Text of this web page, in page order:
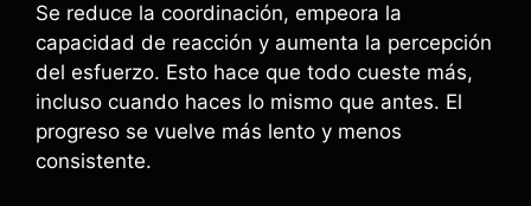
Se reduce la coordinación, empeora la
capacidad de reacción y aumenta la percepción
del esfuerzo. Esto hace que todo cueste más,
incluso cuando haces lo mismo que antes. El
progreso se vuelve más lento y menos
consistente.